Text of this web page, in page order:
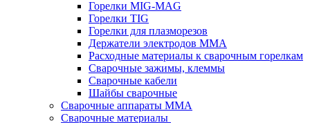
Горелки MIG-MAG
Горелки TIG
Горелки для плазморезов
Держатели электродов ММА
Расходные материалы к сварочным горелкам
Сварочные зажимы, клеммы
Сварочные кабели
Шайбы сварочные
Сварочные аппараты MMA
Сварочные материалы